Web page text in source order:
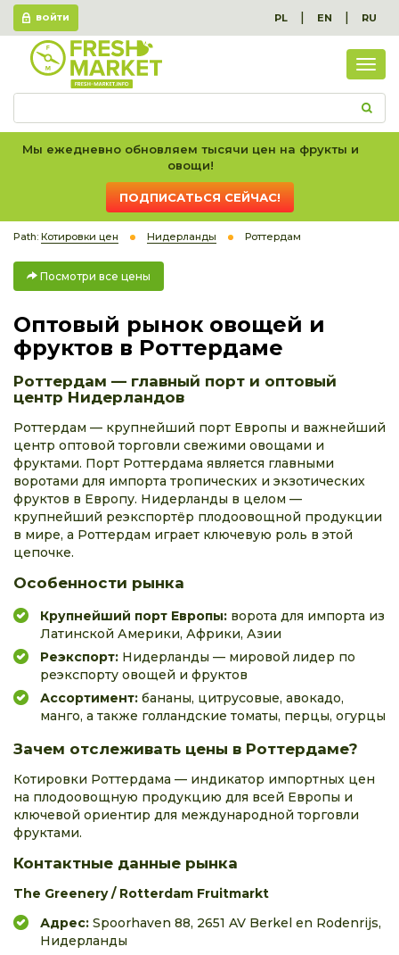
ВОЙТИ PL | EN | RU
все
Мы ежедневно обновляем тысячи цен на фрукты и
овощи!
ПОДПИСАТЬСЯ СЕЙЧАС!
Path: Котировки цен Нидерланды Роттердам
Посмотри все цены
Оптовый рынок овощей и
фруктов в Роттердаме
Роттердам — главный порт и оптовый
центр Нидерландов
Роттердам — крупнейший порт Европы и важнейший
центр оптовой торговли свежими овощами и
фруктами. Порт Роттердама является главными
воротами для импорта тропических и экзотических
фруктов в Европу. Нидерланды в целом —
крупнейший реэкспортёр плодоовощной продукции
в мире, а Роттердам играет ключевую роль в этой
цепочке.
Особенности рынка
Крупнейший порт Европы: ворота для импорта из
Латинской Америки, Африки, Азии
Реэкспорт: Нидерланды — мировой лидер по
реэкспорту овощей и фруктов
Ассортимент: бананы, цитрусовые, авокадо,
манго, а также голландские томаты, перцы, огурцы
Зачем отслеживать цены в Роттердаме?
Котировки Роттердама — индикатор импортных цен
на плодоовощную продукцию для всей Европы и
ключевой ориентир для международной торговли
фруктами.
Контактные данные рынка
The Greenery / Rotterdam Fruitmarkt
Адрес: Spoorhaven 88, 2651 AV Berkel en Rodenrijs,
Нидерланды